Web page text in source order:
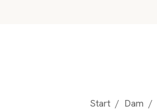
Start / Dam /